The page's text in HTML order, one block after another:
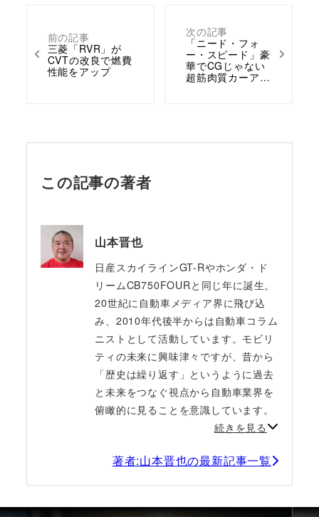
前の記事
三菱「RVR」が
CVTの改良で燃費
性能をアップ
次の記事
「ニード・フォ
ー・スピード」豪
華でCGじゃない
超筋肉質カーア…
この記事の著者
山本晋也
日産スカイラインGT-Rやホンダ・ド
リームCB750FOURと同じ年に誕生。
20世紀に自動車メディア界に飛び込
み、2010年代後半からは自動車コラム
ニストとして活動しています。モビリ
ティの未来に興味津々ですが、昔から
「歴史は繰り返す」というように過去
と未来をつなぐ視点から自動車業界を
俯瞰的に見ることを意識しています。
続きを見る
著者:山本晋也の最新記事一覧